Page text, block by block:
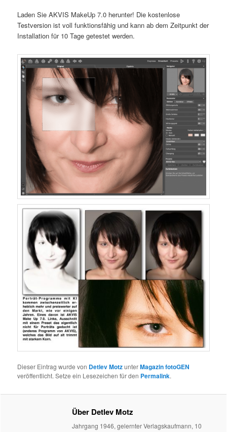
Laden Sie AKVIS MakeUp 7.0 herunter! Die kostenlose
Testversion ist voll funktionsfähig und kann ab dem Zeitpunkt der
Installation für 10 Tage getestet werden.
Dieser Eintrag wurde von Detlev MotzunterMagazin fotoGEN
veröffentlicht. Setze ein Lesezeichen für den Permalink.
Über Detlev Motz
Jahrgang 1946, gelernter Verlagskaufmann, 10